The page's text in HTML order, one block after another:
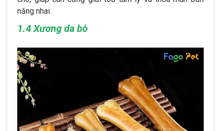
năng nhai.
1.4 Xương da bò